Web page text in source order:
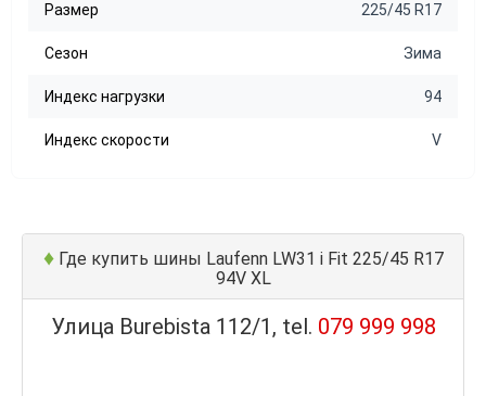
Размер 225/45 R17
Сезон Зима
Индекс нагрузки 94
Индекс скорости V
♦Где купить шины Laufenn LW31 i Fit 225/45 R17
94V XL
Улица Burebista 112/1, tel. 079 999 998